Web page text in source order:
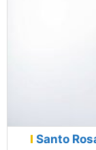
Santo